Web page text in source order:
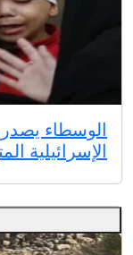
الوسطاء
الإسرائيلية